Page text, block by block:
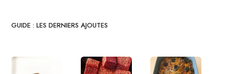
GUIDE : LES DERNIERS AJOUTES